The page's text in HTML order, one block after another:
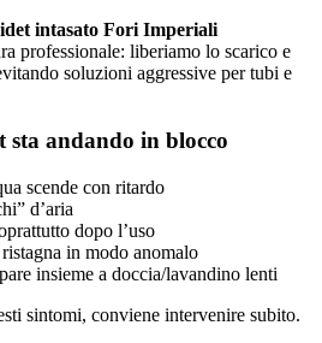
intasato Fori Imperiali
professionale: liberiamo lo scarico e
soluzioni aggressive per tubi e
sta andando in blocco
scende con ritardo
d’aria
dopo l’uso
in modo anomalo
insieme a doccia/lavandino lenti
sintomi, conviene intervenire subito.